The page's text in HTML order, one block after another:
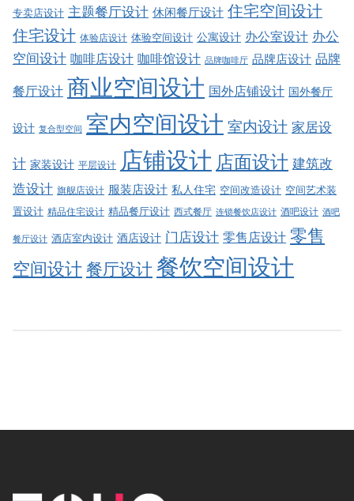
专卖店设计 主题餐厅设计 休闲餐厅设计 住宅空间设计
住宅设计 体验店设计 体验空间设计 公寓设计 办公室设计 办公
空间设计 咖啡店设计 咖啡馆设计 品牌咖啡厅 品牌店设计 品牌
餐厅设计 商业空间设计 国外店铺设计 国外餐厅
设计 复合型空间 室内空间设计 室内设计 家居设
计 家装设计 平层设计 店铺设计 店面设计 建筑改
造设计 旗舰店设计 服装店设计 私人住宅 空间改造设计 空间艺术装
置设计 精品住宅设计 精品餐厅设计 西式餐厅 连锁餐饮店设计 酒吧设计 酒吧
餐厅设计 酒店室内设计 酒店设计 门店设计 零售店设计 零售
空间设计餐厅设计 餐饮空间设计